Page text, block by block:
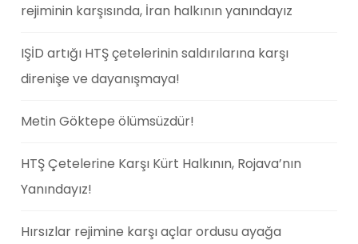
rejiminin karşısında, İran halkının yanındayız
IŞİD artığı HTŞ çetelerinin saldırılarına karşı
direnişe ve dayanışmaya!
Metin Göktepe ölümsüzdür!
HTŞ Çetelerine Karşı Kürt Halkının, Rojava’nın
Yanındayız!
Hırsızlar rejimine karşı açlar ordusu ayağa